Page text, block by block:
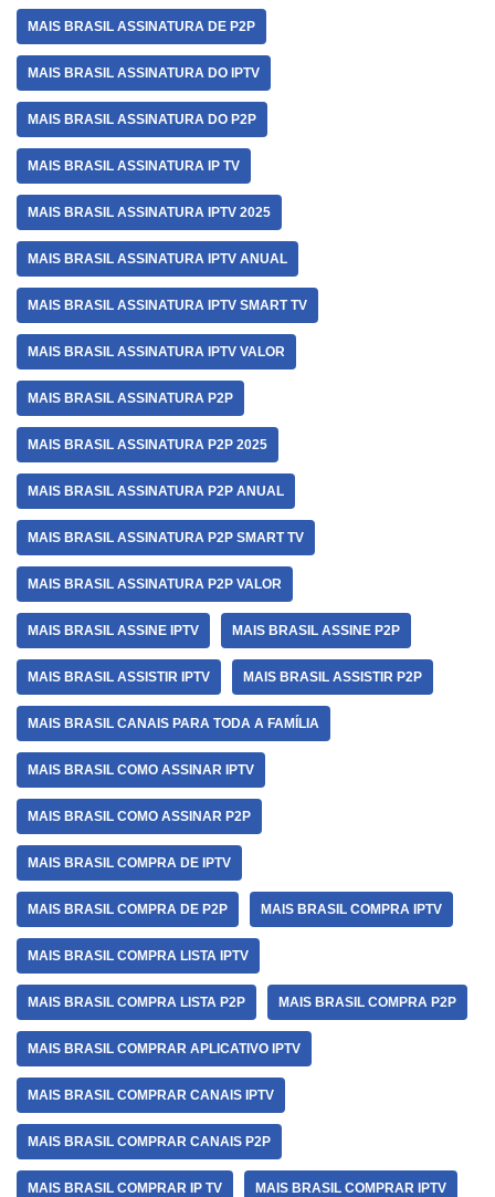
MAIS BRASIL ASSINATURA DE P2P
MAIS BRASIL ASSINATURA DO IPTV
MAIS BRASIL ASSINATURA DO P2P
MAIS BRASIL ASSINATURA IP TV
MAIS BRASIL ASSINATURA IPTV 2025
MAIS BRASIL ASSINATURA IPTV ANUAL
MAIS BRASIL ASSINATURA IPTV SMART TV
MAIS BRASIL ASSINATURA IPTV VALOR
MAIS BRASIL ASSINATURA P2P
MAIS BRASIL ASSINATURA P2P 2025
MAIS BRASIL ASSINATURA P2P ANUAL
MAIS BRASIL ASSINATURA P2P SMART TV
MAIS BRASIL ASSINATURA P2P VALOR
MAIS BRASIL ASSINE IPTV MAIS BRASIL ASSINE P2P
MAIS BRASIL ASSISTIR IPTV MAIS BRASIL ASSISTIR P2P
MAIS BRASIL CANAIS PARA TODA A FAMÍLIA
MAIS BRASIL COMO ASSINAR IPTV
MAIS BRASIL COMO ASSINAR P2P
MAIS BRASIL COMPRA DE IPTV
MAIS BRASIL COMPRA DE P2P MAIS BRASIL COMPRA IPTV
MAIS BRASIL COMPRA LISTA IPTV
MAIS BRASIL COMPRA LISTA P2P MAIS BRASIL COMPRA P2P
MAIS BRASIL COMPRAR APLICATIVO IPTV
MAIS BRASIL COMPRAR CANAIS IPTV
MAIS BRASIL COMPRAR CANAIS P2P
MAIS BRASIL COMPRAR IP TV MAIS BRASIL COMPRAR IPTV